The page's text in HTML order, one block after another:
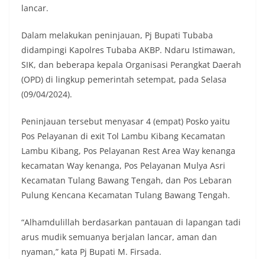
lancar.
Dalam melakukan peninjauan, Pj Bupati Tubaba
didampingi Kapolres Tubaba AKBP. Ndaru Istimawan,
SIK, dan beberapa kepala Organisasi Perangkat Daerah
(OPD) di lingkup pemerintah setempat, pada Selasa
(09/04/2024).
Peninjauan tersebut menyasar 4 (empat) Posko yaitu
Pos Pelayanan di exit Tol Lambu Kibang Kecamatan
Lambu Kibang, Pos Pelayanan Rest Area Way kenanga
kecamatan Way kenanga, Pos Pelayanan Mulya Asri
Kecamatan Tulang Bawang Tengah, dan Pos Lebaran
Pulung Kencana Kecamatan Tulang Bawang Tengah.
“Alhamdulillah berdasarkan pantauan di lapangan tadi
arus mudik semuanya berjalan lancar, aman dan
nyaman,” kata Pj Bupati M. Firsada.